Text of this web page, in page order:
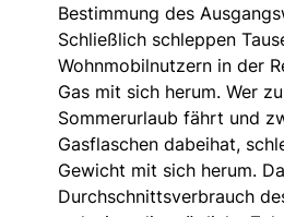
Bestimmung des
Schließlich schleppen
Wohnmobilnutzern in der
Gas mit sich herum. Wer
Sommerurlaub fährt und
Gasflaschen dabeihat,
Gewicht mit sich herum.
Durchschnittsverbrauch